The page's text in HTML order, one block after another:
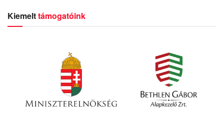
Kiemelttámogatóink